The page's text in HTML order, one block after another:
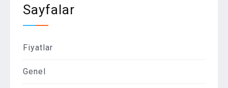
Sayfalar
Fiyatlar
Genel